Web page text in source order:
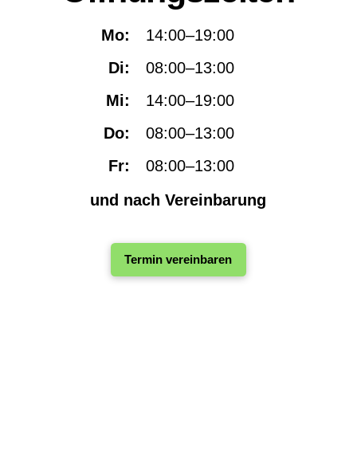
Mo:
14:00–19:00
Di:
08:00–13:00
Mi:
14:00–19:00
Do:
08:00–13:00
Fr:
08:00–13:00
und nach Vereinbarung
Termin vereinbaren